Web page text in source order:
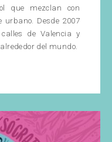
que mezclan con
urbano. Desde 2007
de Valencia y
del mundo.